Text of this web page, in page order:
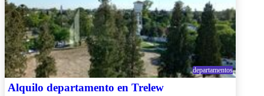
departamentos
Alquilo departamento en Trelew